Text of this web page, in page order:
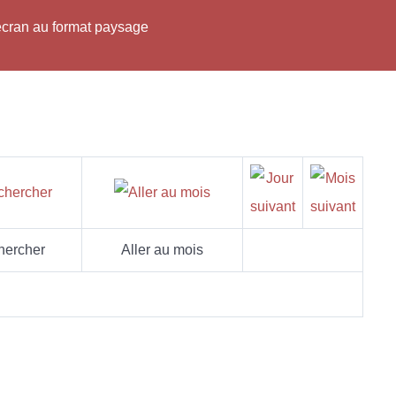
au format paysage
Aller au mois